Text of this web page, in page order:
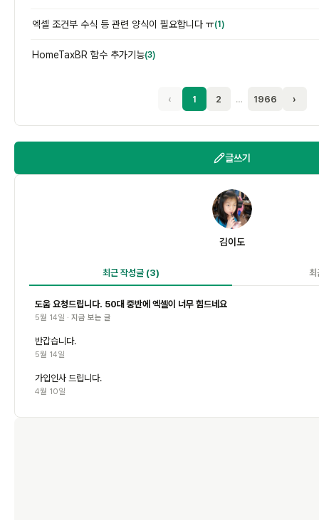
엑셀 조건부 수식 등 관련 양식이 필요합니다 ㅠ(1)
HomeTaxBR 함수 추가기능(3)
‹ 1 2 … 1966 ›
글쓰기
김
김이도
최근 작성글 (3) 최
도움 요청드립니다. 50대 중반에 엑셀이 너무 힘드네요
5월 14일 · 지금 보는 글
반갑습니다.
5월 14일
가입인사 드립니다.
4월 10일